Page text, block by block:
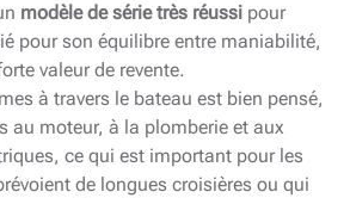
modèle de série très réussi pour
pour son équilibre entre maniabilité,
valeur de revente.
à travers le bateau est bien pensé,
au moteur, à la plomberie et aux
ce qui est important pour les
de longues croisières ou qui